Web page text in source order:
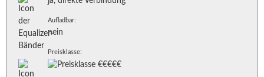
Aufladbar:
nein
Preisklasse: